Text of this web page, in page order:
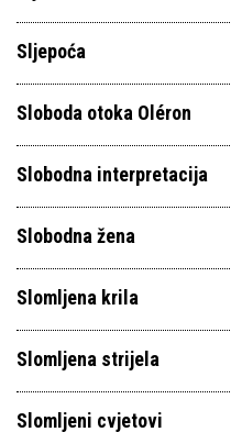
Sljepoća
Sloboda otoka Oléron
Slobodna interpretacija
Slobodna žena
Slomljena krila
Slomljena strijela
Slomljeni cvjetovi